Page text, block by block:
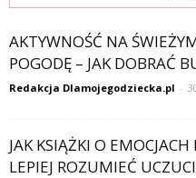
AKTYWNOŚĆ NA
POGODĘ – JAK DOBRAĆ
Redakcja Dlamojegodziecka.pl -
JAK KSIĄŻKI O
LEPIEJ ROZUMIEĆ